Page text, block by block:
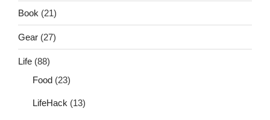
Book (21)
Gear (27)
Life (88)
Food (23)
LifeHack (13)